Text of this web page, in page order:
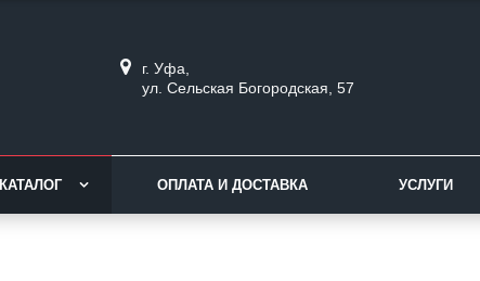
г. Уфа,
ул. Сельская Богородская, 57
КАТАЛОГ ОПЛАТА И ДОСТАВКА УСЛУГИ